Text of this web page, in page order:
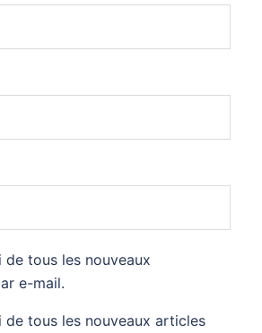
de tous les nouveaux
e-mail.
de tous les nouveaux articles